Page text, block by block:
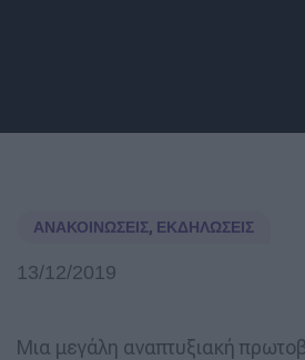
ΑΝΑΚΟΙΝΏΣΕΙΣ, ΕΚΔΗΛΏΣΕΙΣ
13/12/2019
Μια μεγάλη αναπτυξιακή